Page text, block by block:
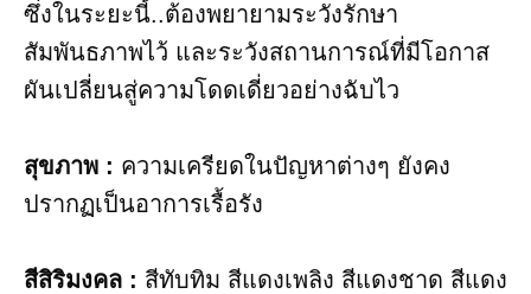
ซึ่งในระยะนี้..ต้องพยายามระวังรักษา
สัมพันธภาพไว้ และระวังสถานการณ์ที่มีโอกาส
ผันเปลี่ยนสู่ความโดดเดี่ยวอย่างฉับไว
สุขภาพ​ : ความเครียดในปัญหาต่างๆ ยังคง
ปรากฏเป็นอาการเรื้อรัง
สีสิริมงคล : สีทับทิม สีแดงเพลิง สีแดงชาด สีแดง